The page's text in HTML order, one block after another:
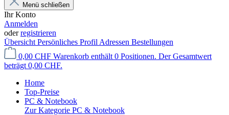
Menü schließen
Ihr Konto
Anmelden
oderregistrieren
Übersicht Persönliches Profil Adressen Bestellungen
0,00 CHF Warenkorb enthält 0 Positionen. Der Gesamtwert
beträgt 0,00 CHF.
Home
Top-Preise
PC & Notebook
Zur Kategorie PC & Notebook